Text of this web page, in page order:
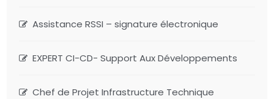
Assistance RSSI – signature électronique
EXPERT CI-CD- Support Aux Développements
Chef de Projet Infrastructure Technique